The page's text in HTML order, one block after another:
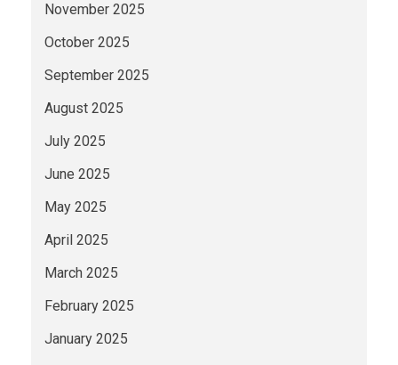
November 2025
October 2025
September 2025
August 2025
July 2025
June 2025
May 2025
April 2025
March 2025
February 2025
January 2025